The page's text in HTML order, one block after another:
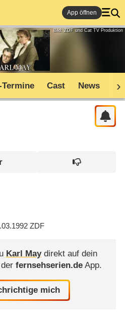
App öffnen
Bild: ZDF und Cat TV Produktion
Termine Cast News
ZDF
Karl Maydirekt auf dein
fernsehserien.deApp.
mich